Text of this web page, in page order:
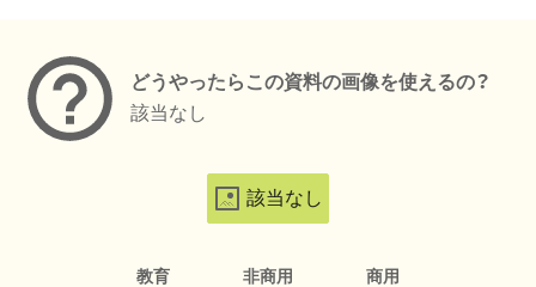
どうやったらこの資料の画像を使えるの？
該当なし
該当なし
教育 非商用 商用